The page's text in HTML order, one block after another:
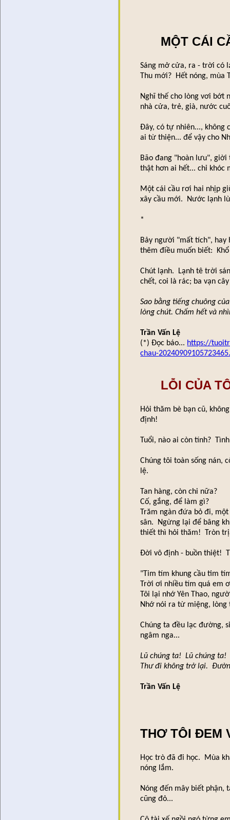
MỘT CÁI
Sáng mở cửa, ra - trời có
Thu mới? Hết nóng, mùa
Nghĩ thế cho lòng vơi bớt
nhà cửa, trẻ, già, nước
Đây, có tự nhiên..., không
ai từ thiện... để vậy cho
Bão đang "hoàn lưu",
thật hơn ai hết... chỉ khóc
Một cái cầu rơi hai nhịp
xây cầu mới. Nước lạnh
*
Bảy người "mất tích",
thêm điều muốn biết:
Chút lạnh. Lạnh tê trời
chết, coi là rác; ba vạn
Sao bằng tiếng chuông
lòng chút. Chấm hết và
Trần Vấn Lệ
(*) Đọc báo... https://
chau-
LỖI CỦA
Hỏi thăm bè bạn cũ,
định!
Tuổi, nào ai còn tính?
Chúng tôi toàn sống nán,
lệ.
Tan hàng, còn chi nữa?
Cố, gắng, để làm gì?
Trăm ngàn đứa bỏ đi,
sân. Ngừng lại để bâng
thiết thì hỏi thăm! Tròn
Đời vô định - buồn thiệt!
"Tim tím khung cầu tim
Trời ơi nhiều tím quá em
Tôi lại nhớ Yên Thao,
Nhớ nói ra từ miệng,
Chúng ta đều lạc đường,
ngâm nga...
Lũ chúng ta! Lũ chúng ta!
Thư đi không trở lại.
Trần Vấn Lệ
THƠ TÔI ĐEM
Học trò đã đi học. Mùa
nóng lắm.
Nóng đến mây biết
cũng đỏ...